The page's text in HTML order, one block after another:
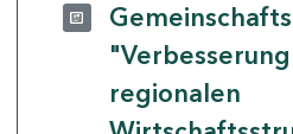
regionalen